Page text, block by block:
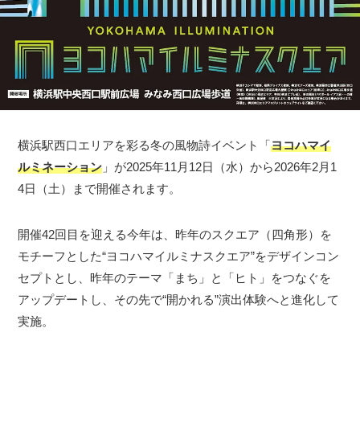
横浜駅西口エリアを彩る冬の風物詩イベント「ヨコハマイ
ルミネーション 」が2025年11月12日（水）から2026年2月1
4日（土）まで開催されます。
開催42回目を迎える今年は、昨年のスクエア（四角形）を
モチーフとした“ヨコハマイルミナスクエア”をデザインコン
セプトとし、昨年のテーマ「まち」と「ヒト」をつなぐを
アップデートし、その先で“開かれる”演出体験へと進化して
実施。